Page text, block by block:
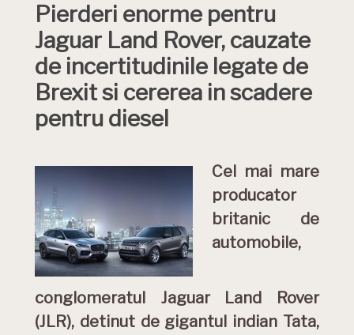
Pierderi enorme pentru
Jaguar Land Rover, cauzate
de incertitudinile legate de
Brexit si cererea in scadere
pentru diesel
Cel mai mare
producator
britanic de
automobile,
conglomeratul Jaguar Land Rover
(JLR), detinut de gigantul indian Tata,